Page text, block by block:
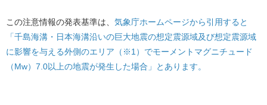
この注意情報の発表基準は、 気象庁ホームページから引用すると
「千島海溝・日本海溝沿いの巨大地震の想定震源域及び想定震源域
に影響を与える外側のエリア（※1）でモーメントマグニチュード
（Mw）7.0以上の地震が発生した場合」とあります。